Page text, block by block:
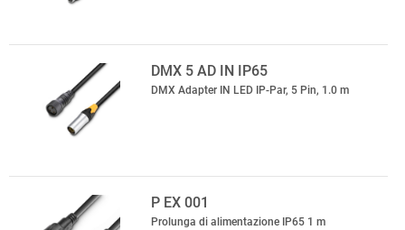
DMX 5 AD IN IP65
DMX Adapter IN LED IP-Par, 5 Pin, 1.0 m
P EX 001
Prolunga di alimentazione IP65 1 m